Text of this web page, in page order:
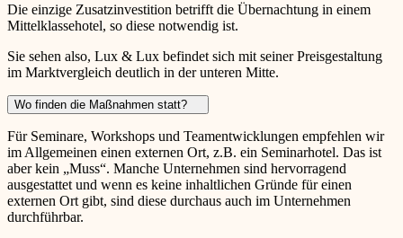
Die einzige Zusatzinvestition betrifft die Übernachtung in einem
Mittelklassehotel, so diese notwendig ist.
Sie sehen also, Lux & Lux befindet sich mit seiner Preisgestaltung
im Marktvergleich deutlich in der unteren Mitte.
Wo finden die Maßnahmen statt?
Für Seminare, Workshops und Teamentwicklungen empfehlen wir
im Allgemeinen einen externen Ort, z.B. ein Seminarhotel. Das ist
aber kein „Muss“. Manche Unternehmen sind hervorragend
ausgestattet und wenn es keine inhaltlichen Gründe für einen
externen Ort gibt, sind diese durchaus auch im Unternehmen
durchführbar.